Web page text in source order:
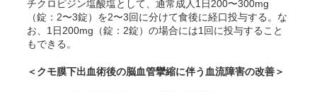
チクロピジン塩酸塩として、通常成人1日200〜300mg
（錠：2〜3錠）を2〜3回に分けて食後に経口投与する。な
お、1日200mg（錠：2錠）の場合には1回に投与すること
もできる。
＜クモ膜下出血術後の脳血管攣縮に伴う血流障害の改善＞